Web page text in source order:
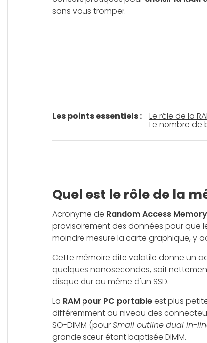
sans vous tromper.
Les points essentiels : Le rôle de la
Le nombre de
Quel est le rôle de la
Acronyme de Random Access Memory
provisoirement des données pour que
moindre mesure la carte graphique, y
Cette mémoire dite volatile donne un
quelques nanosecondes, soit
disque dur ou même d'un SSD.
La RAM pour PC portableest plus
différemment au niveau des
SO-DIMM (pourSmall outline dual in-
grande sœur étant baptisée DIMM.